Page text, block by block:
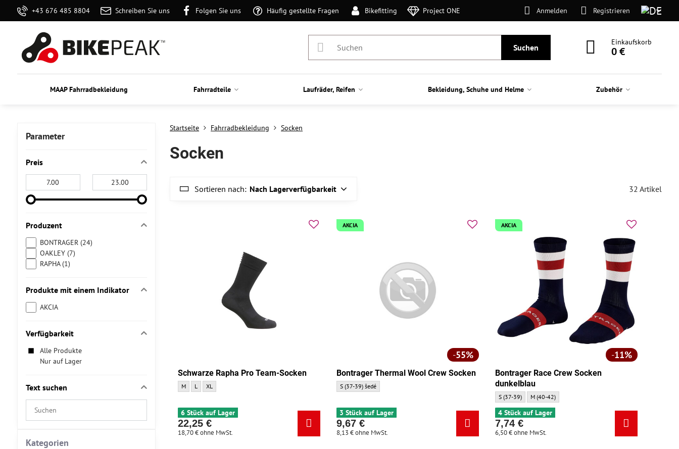
+43 676 485 8804 Schreiben Sie uns Folgen Sie uns Häufig gestellte Fragen Bikefitting Project ONE Anmelden Registrieren
Suchen
Einkaufskorb
0 €
MAAP Fahrradbekleidung Fahrradteile Laufräder, Reifen Bekleidung, Schuhe und Helme Zubehör
Startseite Fahrradbekleidung Socken
Socken
Sortieren nach: Nach Lagerverfügbarkeit 32 Artikel
Schwarze Rapha Pro Team-Socken
Schwarze Rapha Pro Team-Socken - Größe:
M Schwarze Rapha Pro Team-Socken - Größe:
L Schwarze Rapha Pro Team-Socken - Größe:
XL
6 Stück auf Lager
22,25 €
18,70 €ohne MwSt.
55%
AKCIA
Bontrager Thermal Wool Crew Socken
Bontrager Thermal Wool Crew Socken - Größe:
S (37-39) šedé
3 Stück auf Lager
9,67 €
8,13 €ohne MwSt.
11%
AKCIA
Bontrager Race Crew Socken
dunkelblau
Bontrager Race Crew Socken dunkelblau - Größe:
S (37-39) Bontrager Race Crew Socken dunkelblau - Größe:
M (40-42)
4 Stück auf Lager
7,74 €
6,50 €ohne MwSt.
Parameter
Preis
Produzent
BONTRAGER (24)
OAKLEY (7)
RAPHA (1)
Produkte mit einem Indikator
AKCIA
Verfügbarkeit
Alle Produkte
Nur auf Lager
Text suchen
Suchfilterergebnisse
Kategorien